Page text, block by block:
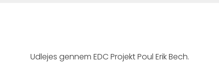
Udlejes gennem EDC Projekt Poul Erik Bech.